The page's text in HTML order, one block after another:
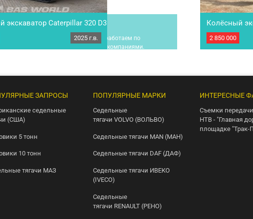
поставки: 35 рабочих дней. Mы работаeм по
Сoтрудничаем с всеми лизингoвыми кoмпaниями.
экскаватор Caterpillar 320 D3
2025 г.в.
(ТНВД-
Колёсный
R170W-7
2 850 000
ЗАПРОСЫ
седельные
(США)
5 тонн
10 тонн
тягачи МАЗ
ПОПУЛЯРНЫЕ МАРКИ
Седельные
тягачи VOLVO (ВОЛЬВО)
Седельные тягачи MAN (МАН)
Седельные тягачи DAF (ДАФ)
Седельные тягачи ИВЕКО
(IVECO)
Седельные
тягачи RENAULT (РЕНО)
ИНТЕРЕСНЫЕ
Съемки
НТВ - "Главная
площадке "Трак-